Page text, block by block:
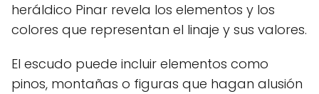
heráldico Pinar revela los elementos y los
colores que representan el linaje y sus valores.
El escudo puede incluir elementos como
pinos, montañas o figuras que hagan alusión